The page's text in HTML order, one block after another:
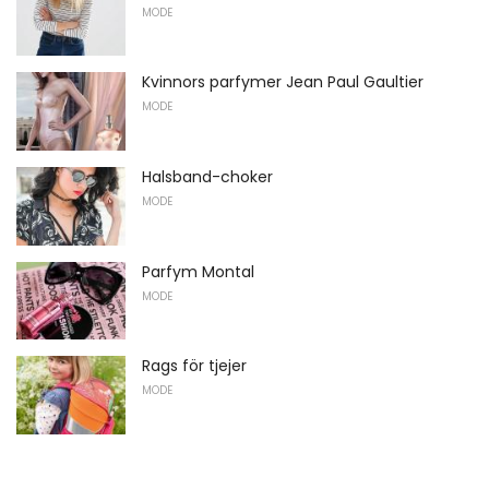
MODE
Kvinnors parfymer Jean Paul Gaultier
MODE
Halsband-choker
MODE
Parfym Montal
MODE
Rags för tjejer
MODE